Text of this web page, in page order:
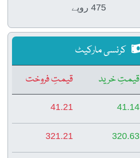
475 روپے
کرنسی مارکیٹ
قیمتِ خرید
قیمتِ فروخت
41.14
41.21
320.63
321.21